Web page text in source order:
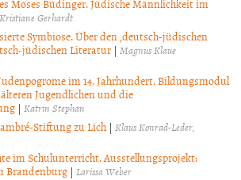
Moses Büdinger. Jüdische Männlichkeit im
Kristiane Gerhardt
Symbiose. Über den ‚deutsch-jüdischen
jüdischen Literatur | Magnus Klaue
im 14. Jahrhundert. Bildungsmodul
Jugendlichen und die
| Katrin Stephan
Stiftung zu Lich |Klaus Konrad-Leder
im Schulunterricht. Ausstellungsprojekt:
Brandenburg | Larissa Weber